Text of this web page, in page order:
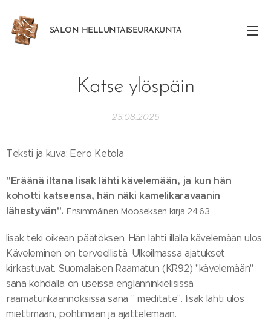
SALON HELLUNTAISEURAKUNTA
Katse ylöspäin
23.08.2025
Teksti ja kuva: Eero Ketola
"Eräänä iltana Iisak lähti kävelemään, ja kun hän
kohotti katseensa, hän näki kamelikaravaanin
lähestyvän". Ensimmäinen Mooseksen kirja 24:63
Iisak teki oikean päätöksen. Hän lähti illalla kävelemään ulos.
Käveleminen on terveellistä. Ulkoilmassa ajatukset
kirkastuvat. Suomalaisen Raamatun (KR92) "kävelemään"
sana kohdalla on useissa englanninkielisissä
raamatunkäännöksissä sana " meditate". Iisak lähti ulos
miettimään, pohtimaan ja ajattelemaan.